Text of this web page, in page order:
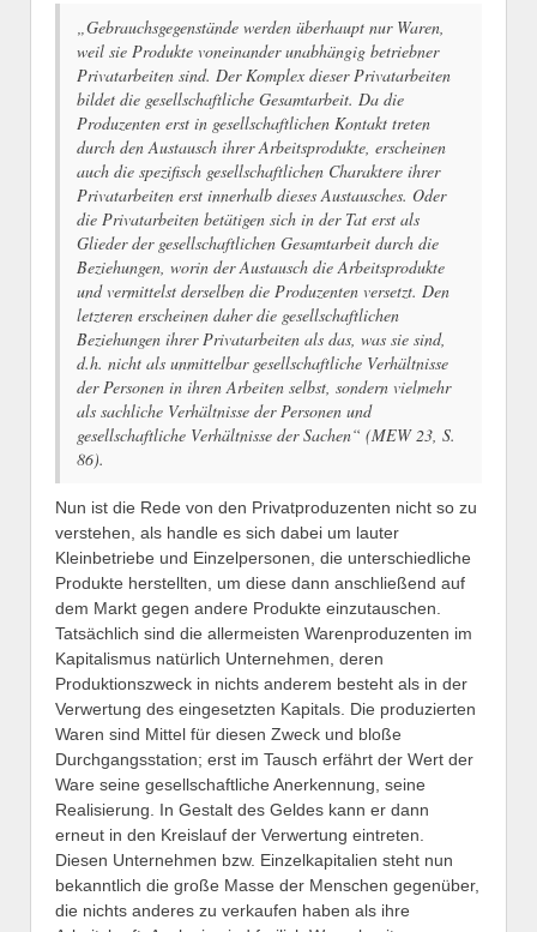
„Gebrauchsgegenstände werden überhaupt nur Waren,
weil sie Produkte voneinander unabhängig betriebner
Privatarbeiten sind. Der Komplex dieser Privatarbeiten
bildet die gesellschaftliche Gesamtarbeit. Da die
Produzenten erst in gesellschaftlichen Kontakt treten
durch den Austausch ihrer Arbeitsprodukte, erscheinen
auch die spezifisch gesellschaftlichen Charaktere ihrer
Privatarbeiten erst innerhalb dieses Austausches. Oder
die Privatarbeiten betätigen sich in der Tat erst als
Glieder der gesellschaftlichen Gesamtarbeit durch die
Beziehungen, worin der Austausch die Arbeitsprodukte
und vermittelst derselben die Produzenten versetzt. Den
letzteren erscheinen daher die gesellschaftlichen
Beziehungen ihrer Privatarbeiten als das, was sie sind,
d.h. nicht als unmittelbar gesellschaftliche Verhältnisse
der Personen in ihren Arbeiten selbst, sondern vielmehr
als sachliche Verhältnisse der Personen und
gesellschaftliche Verhältnisse der Sachen“ (MEW 23, S.
86).
Nun ist die Rede von den Privatproduzenten nicht so zu
verstehen, als handle es sich dabei um lauter
Kleinbetriebe und Einzelpersonen, die unterschiedliche
Produkte herstellten, um diese dann anschließend auf
dem Markt gegen andere Produkte einzutauschen.
Tatsächlich sind die allermeisten Warenproduzenten im
Kapitalismus natürlich Unternehmen, deren
Produktionszweck in nichts anderem besteht als in der
Verwertung des eingesetzten Kapitals. Die produzierten
Waren sind Mittel für diesen Zweck und bloße
Durchgangsstation; erst im Tausch erfährt der Wert der
Ware seine gesellschaftliche Anerkennung, seine
Realisierung. In Gestalt des Geldes kann er dann
erneut in den Kreislauf der Verwertung eintreten.
Diesen Unternehmen bzw. Einzelkapitalien steht nun
bekanntlich die große Masse der Menschen gegenüber,
die nichts anderes zu verkaufen haben als ihre